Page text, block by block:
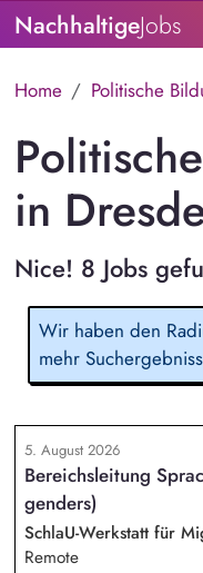
NachhaltigeJobs
Home Politische
in
Nice! 8 Jobs
Wir haben den
mehr
5. August 2026
Bereichsleitung
genders)
SchlaU-Werkstatt für
Remote